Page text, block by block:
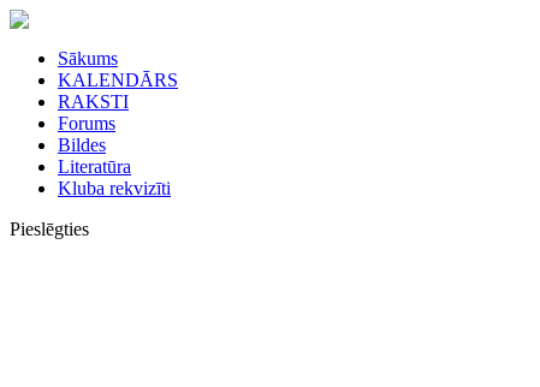
Sākums
KALENDĀRS
RAKSTI
Forums
Bildes
Literatūra
Kluba rekvizīti
Pieslēgties